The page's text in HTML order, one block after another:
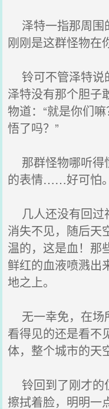
泽特一指那周围
刚刚是这群怪物在
铃可不管泽特说
泽特没有那个胆子
物道：“就是你们
悟了吗？”
那群怪物哪听得
的表情……好可怕。
几人还没有回过
消失不见，随后
温的，这是血！那
鲜红的血液喷溅出
地之上。
无一幸免，在场
看得见的还是看不
体，整个城市的天
铃回到了刚才的
擦拭着脸，明明一